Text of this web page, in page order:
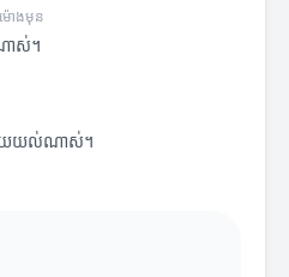
ោងមុន
ាស់។
ាយយល់ណាស់។